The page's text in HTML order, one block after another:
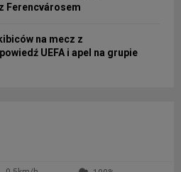
Ferencvárosem
na mecz z
UEFA i apel na grupie